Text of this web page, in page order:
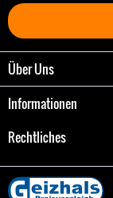
Über Uns
Informationen
Rechtliches